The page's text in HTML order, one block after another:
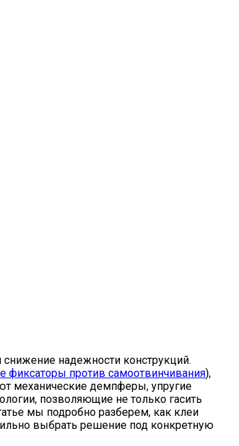
надежности конструкций.
фиксаторы против самоотвинчивания),
механические демпферы, упругие
позволяющие не только гасить
мы подробно разберем, как клеи
выбрать решение под конкретную